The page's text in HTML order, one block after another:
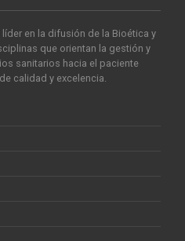
líder en la difusión de la Bioética y
que orientan la gestión y
sanitarios hacia el paciente
calidad y excelencia.